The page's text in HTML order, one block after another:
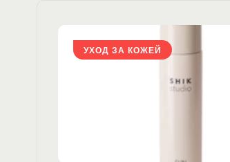
УХОД ЗА КОЖЕЙ